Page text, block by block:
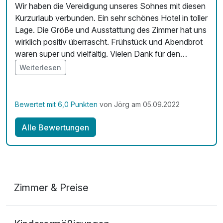
pro Person (1 Stunde/n)
Bunter Strauß Blumen 15,00 €
pro Stück
Wir haben die Vereidigung unseres Sohnes mit diesen
Kurzurlaub verbunden. Ein sehr schönes Hotel in toller
Lage. Die Größe und Ausstattung des Zimmer hat uns
wirklich positiv überrascht. Frühstück und Abendbrot
waren super und vielfältig. Vielen Dank für den
schönen Aufenthalt.
Weiterlesen
Bewertet mit 6,0 Punkten von Jörg am 05.09.2022
Alle Bewertungen
Zimmer & Preise